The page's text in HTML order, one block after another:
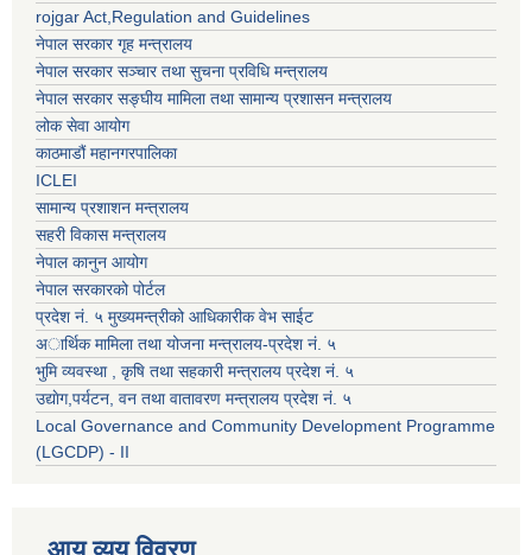
rojgar Act,Regulation and Guidelines
नेपाल सरकार गृह मन्त्रालय
नेपाल सरकार सञ्चार तथा सुचना प्रविधि मन्त्रालय
नेपाल सरकार सङ्घीय मामिला तथा सामान्य प्रशासन मन्त्रालय
लोक सेवा आयोग
काठमाडौं महानगरपालिका
ICLEI
सामान्य प्रशाशन मन्त्रालय
सहरी विकास मन्त्रालय
नेपाल कानुन आयोग
नेपाल सरकारको पोर्टल
प्रदेश नं. ५ मुख्यमन्त्रीको आधिकारीक वेभ साईट
अार्थिक मामिला तथा योजना मन्त्रालय-प्रदेश नं. ५
भुमि व्यवस्था , कृषि तथा सहकारी मन्त्रालय प्रदेश नं. ५
उद्याेग,पर्यटन, वन तथा वातावरण मन्त्रालय प्रदेश नं. ५
Local Governance and Community Development Programme
(LGCDP) - II